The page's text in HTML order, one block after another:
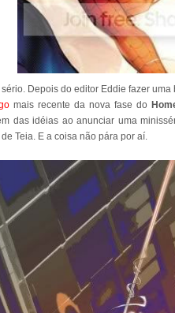
Depois do editor Eddie fazer
mais recente da nova fase do
das idéias ao anunciar uma
Teia. E a coisa não pára por aí.